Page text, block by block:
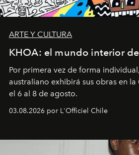
ARTE Y CULTURA
KHOA: el mundo interior
Por primera vez de forma
australiano exhibirá sus obras en
el 6 al 8 de agosto.
03.08.2026 por L'Officiel Chile